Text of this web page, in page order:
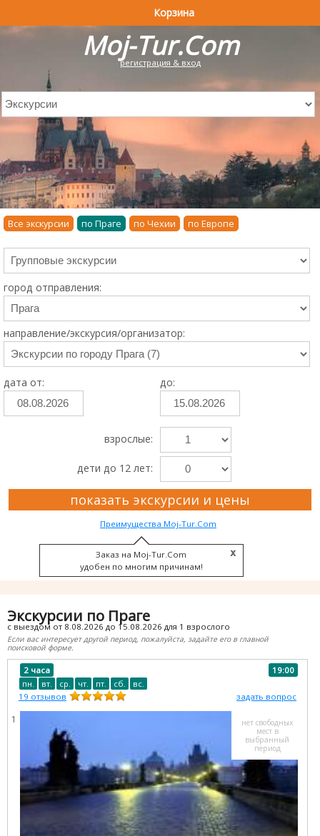
Moj-Tur.Com
регистрация & вход
Все экскурсии по Праге по Чехии по Европе
город отправления:
направление/экскурсия/организатор:
дата от: до:
взрослые:
дети до 12 лет:
показать экскурсии и цены
Преимущества Moj-Tur.Com
Заказ на Moj-Tur.Com
удобен по многим причинам!
Экскурсии по Праге
с выездом от 8.08.2026 до 15.08.2026 для 1 взрослого
Если вас интересует другой период, пожалуйста, задайте его в главной
поисковой форме.
1
2 часа
19:00
пн.
вт. ср. чт. пт. сб.
вс.
задать вопрос
19 отзывов
нет свободных
мест в
выбранный
период
Корзина